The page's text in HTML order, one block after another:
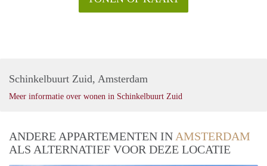
Schinkelbuurt Zuid, Amsterdam
Meer informatie over wonen in Schinkelbuurt Zuid
ANDERE APPARTEMENTEN IN AMSTERDAM
ALS ALTERNATIEF VOOR DEZE LOCATIE